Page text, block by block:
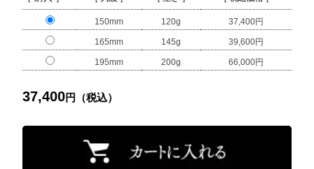
150mm 120g 37,400円
165mm 145g 39,600円
195mm 200g 66,000円
37,400円（税込）